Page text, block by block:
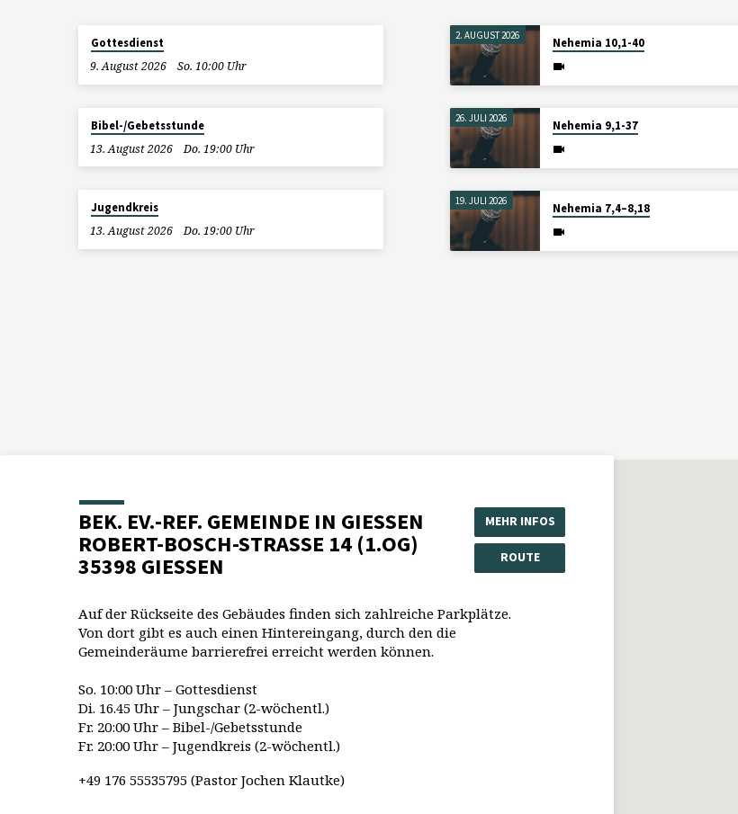
Gottesdienst
9. August 2026
So. 10:00 Uhr
Bibel-/Gebetsstunde
13. August 2026
Do. 19:00 Uhr
Jugendkreis
13. August 2026
Do. 19:00 Uhr
2. AUGUST 2026
Nehemia 10,1-40
26. JULI 2026
Nehemia 9,1-37
19. JULI 2026
Nehemia 7,4–8,18
BEK. EV.-REF. GEMEINDE IN GIESSEN
ROBERT-BOSCH-STRASSE 14 (1.OG)
35398 GIESSEN
MEHR INFOS
ROUTE
Auf der Rückseite des Gebäudes finden sich zahlreiche Parkplätze.
Von dort gibt es auch einen Hintereingang, durch den die
Gemeinderäume barrierefrei erreicht werden können.
So. 10:00 Uhr – Gottesdienst
Di. 16.45 Uhr – Jungschar (2-wöchentl.)
Fr. 20:00 Uhr – Bibel-/Gebetsstunde
Fr. 20:00 Uhr – Jugendkreis (2-wöchentl.)
+49 176 55535795 (Pastor Jochen Klautke)